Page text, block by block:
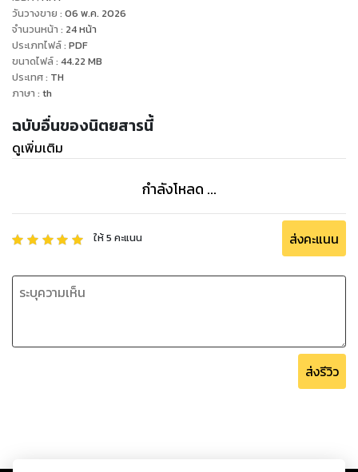
วันวางขาย : 06 พ.ค. 2026
จำนวนหน้า : 24หน้า
ประเภทไฟล์: PDF
ขนาดไฟล์: 44.22 MB
ประเทศ: TH
ภาษา : th
ฉบับอื่นของนิตยสารนี้
ดูเพิ่มเติม
กำลังโหลด ...
ให้5 คะแนน ส่งคะแนน
ส่งรีวิว